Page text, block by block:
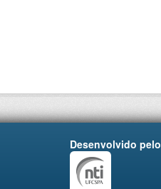
Desenvolvido pelo